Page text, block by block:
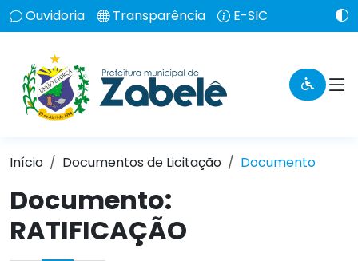
Ouvidoria Transparência E-SIC
Início Documentos de Licitação Documento
Documento:
RATIFICAÇÃO